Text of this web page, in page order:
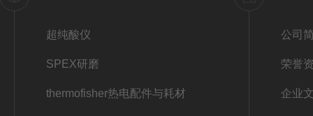
超纯酸仪
SPEX研磨
thermofisher热电配件与耗材
公司
荣誉
企业